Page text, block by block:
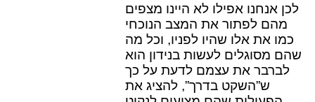
לכן אנחנו אפילו לא היינו מצפים
מהם לפתור את המצב הנוכחי
כמו את אלו שהיו לפניו, וכל מה
שהם מסוגלים לעשות בנידון הוא
לברבר את עצמם לדעת על כך
ש”השקט בדרך”, להציג את